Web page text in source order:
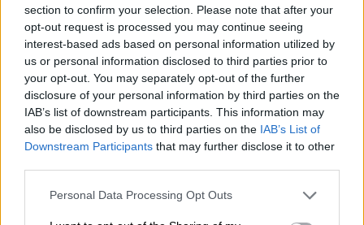
section to confirm your selection. Please note that after your
opt-out request is processed you may continue seeing
interest-based ads based on personal information utilized by
us or personal information disclosed to third parties prior to
your opt-out. You may separately opt-out of the further
disclosure of your personal information by third parties on the
IAB’s list of downstream participants. This information may
also be disclosed by us to third parties on the IAB’s List of
Downstream Participants that may further disclose it to other
Personal Data Processing Opt Outs
Τα Φάρσαλα τρέχουν ξανά στα χνάρια του
Αχιλλέα – Στις 27 Σεπτεμβρίου ο 12ος
Αχίλλειος Άθλος
07/08/2026 , 12:09
Τραγωδία στις Σέρρες: Νεκροί μητέρα και
γιος σε σφοδρή μετωπική σύγκρουση με
φορτηγό
07/08/2026 , 12:05